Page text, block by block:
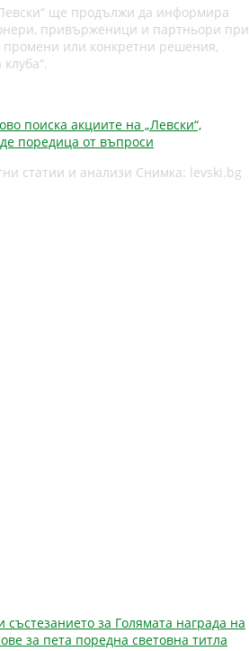
ще продължи да информира
привърженици и партньори при
или конкретни решения,
поиска акциите на „Левски“,
поредица от въпроси
статии и анализи Снимка: levski.bg
за Голямата награда на
за пета поредна световна титла